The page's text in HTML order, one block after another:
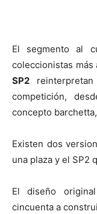
El segmento al
coleccionistas más
SP2
competición,
concepto
Existen dos
una plaza y el SP2
El diseño
cincuenta a